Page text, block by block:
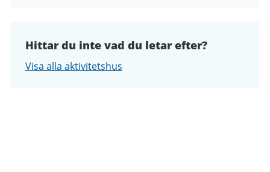
Hittar du inte vad du letar efter?
Visa alla aktivitetshus